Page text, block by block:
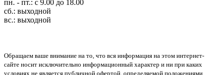
пн. - пт.: с 9.00 до 18.00
сб.: выходной
вс.: выходной
Обращаем ваше внимание на то, что вся информация на этом интернет-
сайте носит исключительно информационный характер и ни при каких
условиях не является публичной офертой, определяемой положениями